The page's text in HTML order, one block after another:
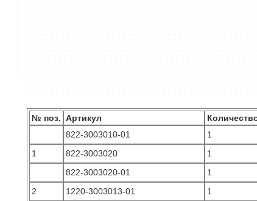
№ поз. Артикул
822-3003010-01
1
1 822-3003020 1
822-3003020-01 1
2 1220-3003013-01 1